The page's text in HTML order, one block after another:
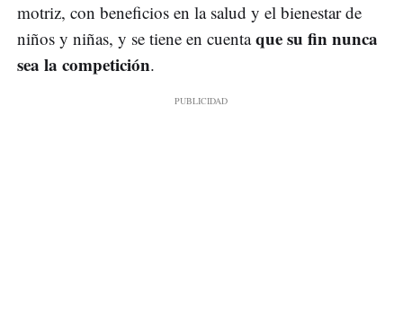
motriz, con beneficios en la salud y el bienestar de
niños y niñas, y se tiene en cuentaque su fin nunca
sea la competición.